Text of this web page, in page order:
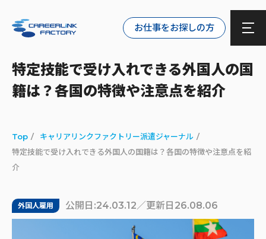
お仕事をお探しの方
特定技能で受け入れできる外国人の国
籍は？各国の特徴や注意点を紹介
Top
キャリアリンクファクトリー派遣ジャーナル
特定技能で受け入れできる外国人の国籍は？各国の特徴や注意点を紹
介
外国人雇用 公開日:24.03.12／更新日26.08.06